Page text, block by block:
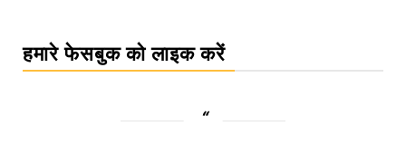
हमारे फेसबुक को लाइक करें